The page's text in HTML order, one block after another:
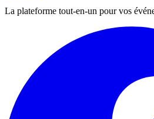
La plateforme tout-en-un pour vos